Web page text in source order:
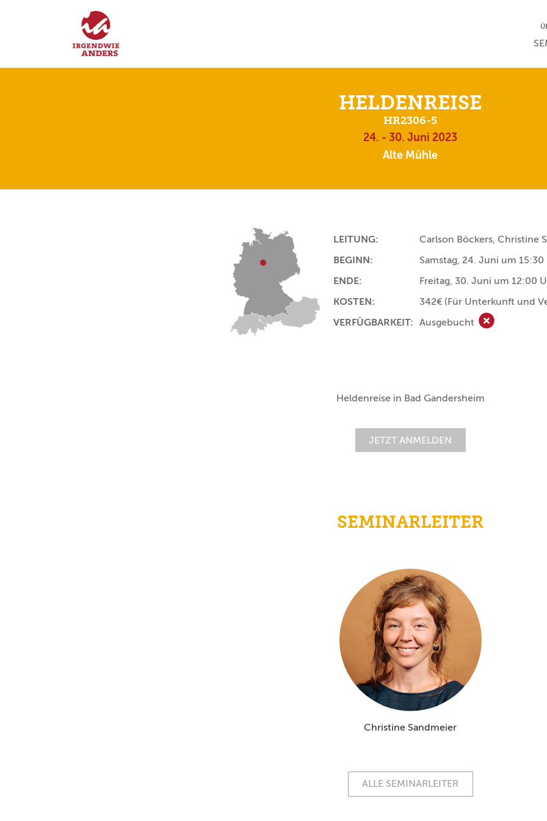
HELDENREISE
HR2306-5
24. - 30. Juni 2023
Alte Mühle
LEITUNG:
Carlson Böckers, Christine
BEGINN:
Samstag, 24. Juni um 15:30
ENDE:
Freitag, 30. Juni um 12:00
KOSTEN:
342€ (Für Unterkunft und
VERFÜGBARKEIT: Ausgebucht Ausgebucht
Heldenreise in Bad Gandersheim
JETZT ANMELDEN
SEMINARLEITER
Christine Sandmeier
ALLE SEMINARLEITER